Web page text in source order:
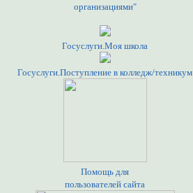
организациями"
Госуслуги.Моя школа
Госуслуги.Поступление в колледж/техникум
Помощь для
пользователей сайта